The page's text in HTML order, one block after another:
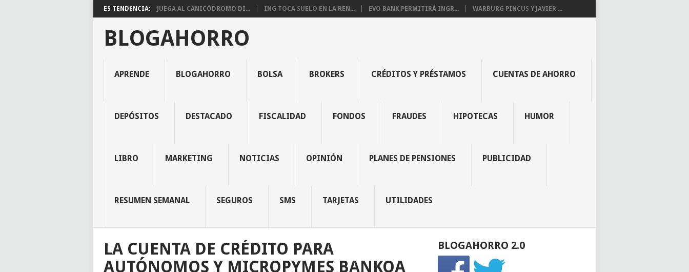
ES TENDENCIA: JUEGA AL CANICÓDROMO DI... ING TOCA SUELO EN LA REN... EVO BANK PERMITIRÁ INGR... WARBURG PINCUS Y JAVIER ...
BLOGAHORRO
APRENDE BLOGAHORRO BOLSA BROKERS CRÉDITOS Y PRÉSTAMOS CUENTAS DE AHORRO
DEPÓSITOS DESTACADO FISCALIDAD FONDOS FRAUDES HIPOTECAS HUMOR
LIBRO MARKETING NOTICIAS OPINIÓN PLANES DE PENSIONES PUBLICIDAD
RESUMEN SEMANAL SEGUROS SMS TARJETAS UTILIDADES
LA CUENTA DE CRÉDITO PARA
AUTÓNOMOS Y MICROPYMES BANKOA
BLOGAHORRO 2.0